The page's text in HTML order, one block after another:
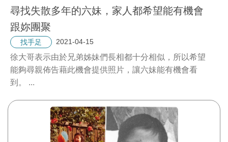
尋找失散多年的六妹，家人都希望能有機會
跟妳團聚
找手足 2021-04-15
徐大哥表示由於兄弟姊妹們長相都十分相似，所以希望
能夠尋親佈告藉此機會提供照片，讓六妹能有機會看
到。 ...